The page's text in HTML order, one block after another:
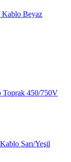
Kablo Beyaz
Toprak 450/750V
Sarı/Yeşil